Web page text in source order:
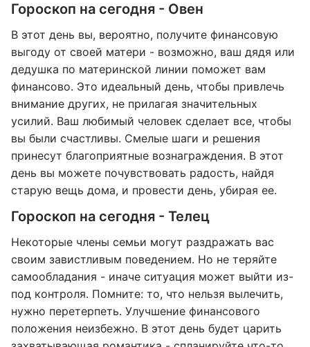
Гороскоп на сегодня - Овен
В этот день вы, вероятно, получите финансовую
выгоду от своей матери - возможно, ваш дядя или
дедушка по материнской линии поможет вам
финансово. Это идеальный день, чтобы привлечь
внимание других, не прилагая значительных
усилий. Ваш любимый человек сделает все, чтобы
вы были счастливы. Смелые шаги и решения
принесут благоприятные вознаграждения. В этот
день вы можете почувствовать радость, найдя
старую вещь дома, и провести день, убирая ее.
Гороскоп на сегодня - Телец
Некоторые члены семьи могут раздражать вас
своим завистливым поведением. Но не теряйте
самообладания - иначе ситуация может выйти из-
под контроля. Помните: то, что нельзя вылечить,
нужно перетерпеть. Улучшение финансового
положения неизбежно. В этот день будет царить